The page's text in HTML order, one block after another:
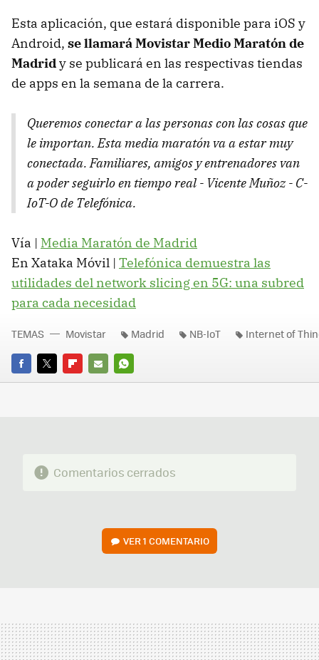
Esta aplicación, que estará disponible para iOS y
Android, se llamará Movistar Medio Maratón de
Madridy se publicará en las respectivas tiendas
de apps en la semana de la carrera.
Queremos conectar a las personas con las cosas que
le importan. Esta media maratón va a estar muy
conectada. Familiares, amigos y entrenadores van
a poder seguirlo en tiempo real - Vicente Muñoz - C-
IoT-O de Telefónica.
Vía | Media Maratón de Madrid
En Xataka Móvil | Telefónica demuestra las
utilidades del network slicing en 5G: una subred
para cada necesidad
FACEBOOK
TWITTERFLIPBOARD
E-
WHATSAPP
TEMAS Movistar Madrid NB-IoT Internet of
Comentarios cerrados
VER1 COMENTARIO